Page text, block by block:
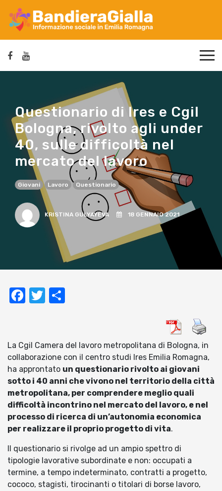
Questionario di Ires e Cgil
Bologna, rivolto agli under
40, sulle difficoltà nel
mercato del lavoro
Giovani Lavoro Questionario
KRISTINA GULYAYEVA 18 GENNAIO 2021
Facebook
Twitter
La Cgil Camera del lavoro metropolitana di Bologna, in
collaborazione con il centro studi Ires Emilia Romagna,
ha approntato un questionario rivolto ai giovani
sotto i 40 anni che vivono nel territorio della città
metropolitana, per comprendere meglio quali
difficoltà incontrino nel mercato del lavoro, e nel
processo di ricerca di un’autonomia economica
per realizzare il proprio progetto di vita.
Il questionario si rivolge ad un ampio spettro di
tipologie lavorative subordinate e non: occupati a
termine, a tempo indeterminato, contratti a progetto,
cococo, stagisti, tirocinanti o titolari di borse lavoro,